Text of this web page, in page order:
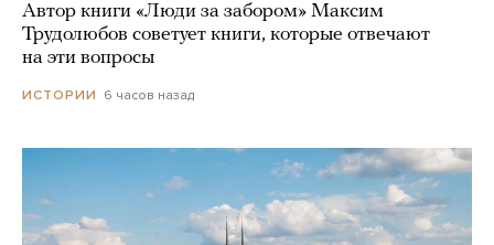
Автор книги «Люди за забором» Максим
Трудолюбов советует книги, которые отвечают
на эти вопросы
ИСТОРИИ 6 часов назад